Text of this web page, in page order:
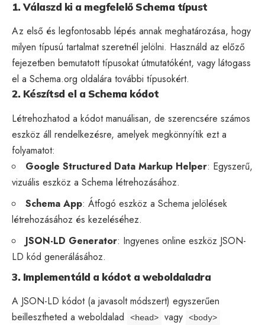
1. Válaszd ki a megfelelő Schema típust
Az első és legfontosabb lépés annak meghatározása, hogy
milyen típusú tartalmat szeretnél jelölni. Használd az előző
fejezetben bemutatott típusokat útmutatóként, vagy látogass
el a Schema.org oldalára további típusokért.
2. Készítsd el a Schema kódot
Létrehozhatod a kódot manuálisan, de szerencsére számos
eszköz áll rendelkezésre, amelyek megkönnyítik ezt a
folyamatot:
Google Structured Data Markup Helper: Egyszerű,
vizuális eszköz a Schema létrehozásához.
Schema App: Átfogó eszköz a Schema jelölések
létrehozásához és kezeléséhez.
JSON-LD Generator: Ingyenes online eszköz JSON-
LD kód generálásához.
3. Implementáld a kódot a weboldaladra
A JSON-LD kódot (a javasolt módszert) egyszerűen
beillesztheted a weboldalad
<head> vagy <body>